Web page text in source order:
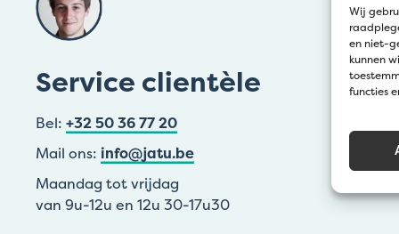
Wij
en niet-
kunnen
functies
Service clientèle
Bel: +32 50 36 77 20
Mail ons: info@jatu.be
Maandag tot vrijdag
van 9u-12u en 12u 30-17u30